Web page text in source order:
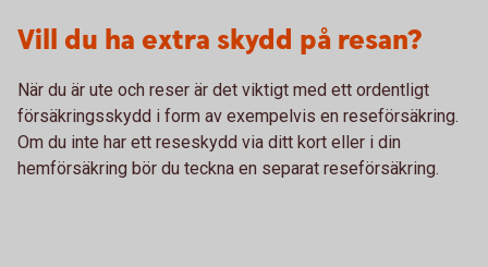
Vill du ha extra skydd på resan?
När du är ute och reser är det viktigt med ett ordentligt
försäkringsskydd i form av exempelvis en reseförsäkring.
Om du inte har ett reseskydd via ditt kort eller i din
hemförsäkring bör du teckna en separat reseförsäkring.